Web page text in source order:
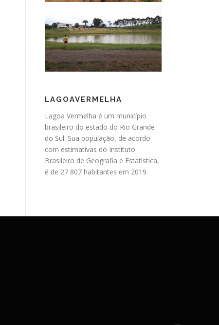
LAGOAVERMELHA
Lagoa Vermelha é um município
brasileiro do estado do Rio Grande
do Sul. Sua população, de acordo
com estimativas do Instituto
Brasileiro de Geografia e Estatística,
é de 27 807 habitantes em 2019.